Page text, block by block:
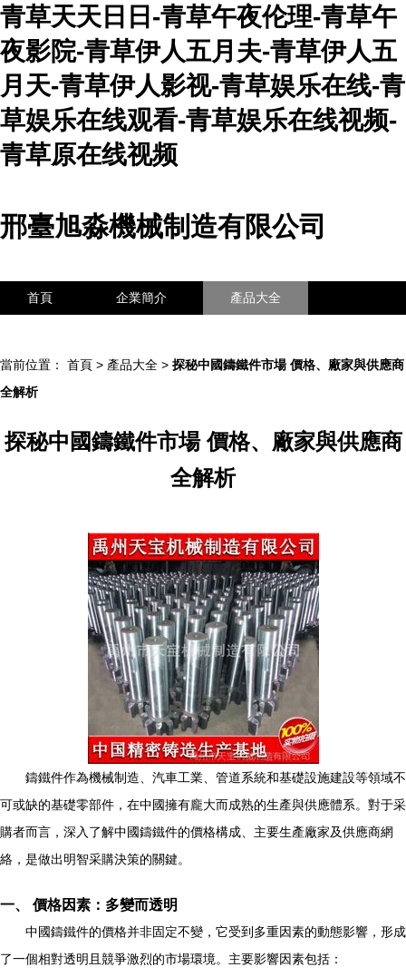
青草天天日日-青草午夜伦理-青草午
夜影院-青草伊人五月夫-青草伊人五
月天-青草伊人影视-青草娱乐在线-青
草娱乐在线观看-青草娱乐在线视频-
青草原在线视频
邢臺旭淼機械制造有限公司
首頁 企業簡介 產品大全
當前位置： 首頁 > 產品大全 > 探秘中國鑄鐵件市場 價格、廠家與供應商
全解析
探秘中國鑄鐵件市場 價格、廠家與供應商
全解析
鑄鐵件作為機械制造、汽車工業、管道系統和基礎設施建設等領域不
可或缺的基礎零部件，在中國擁有龐大而成熟的生產與供應體系。對于采
購者而言，深入了解中國鑄鐵件的價格構成、主要生產廠家及供應商網
絡，是做出明智采購決策的關鍵。
一、 價格因素：多變而透明
中國鑄鐵件的價格并非固定不變，它受到多重因素的動態影響，形成
了一個相對透明且競爭激烈的市場環境。主要影響因素包括：